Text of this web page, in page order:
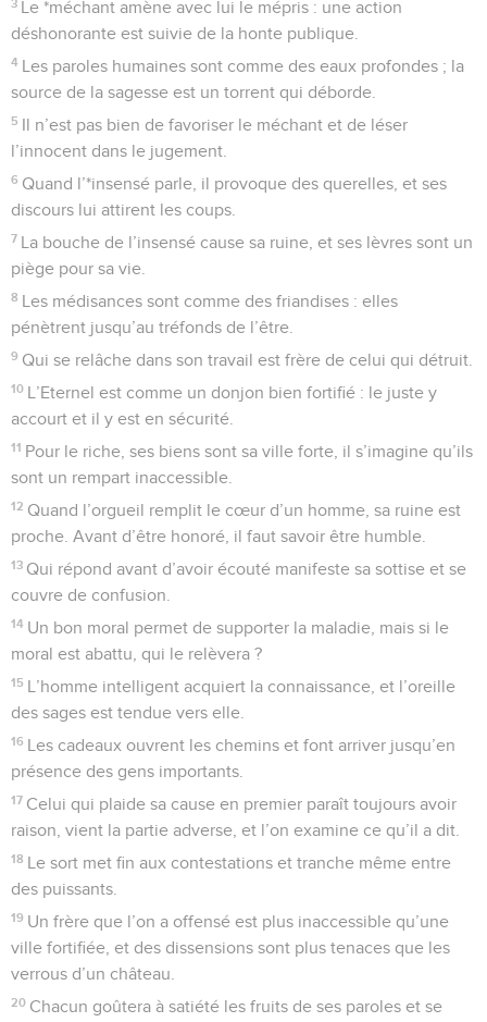
3 Le *méchant amène avec lui le mépris : une action
déshonorante est suivie de la honte publique.
4 Les paroles humaines sont comme des eaux profondes ; la
source de la sagesse est un torrent qui déborde.
5 Il n’est pas bien de favoriser le méchant et de léser
l’innocent dans le jugement.
6 Quand l’*insensé parle, il provoque des querelles, et ses
discours lui attirent les coups.
7 La bouche de l’insensé cause sa ruine, et ses lèvres sont un
piège pour sa vie.
8 Les médisances sont comme des friandises : elles
pénètrent jusqu’au tréfonds de l’être.
9 Qui se relâche dans son travail est frère de celui qui détruit.
10 L’Eternel est comme un donjon bien fortifié : le juste y
accourt et il y est en sécurité.
11 Pour le riche, ses biens sont sa ville forte, il s’imagine qu’ils
sont un rempart inaccessible.
12 Quand l’orgueil remplit le cœur d’un homme, sa ruine est
proche. Avant d’être honoré, il faut savoir être humble.
13 Qui répond avant d’avoir écouté manifeste sa sottise et se
couvre de confusion.
14 Un bon moral permet de supporter la maladie, mais si le
moral est abattu, qui le relèvera ?
15 L’homme intelligent acquiert la connaissance, et l’oreille
des sages est tendue vers elle.
16 Les cadeaux ouvrent les chemins et font arriver jusqu’en
présence des gens importants.
17 Celui qui plaide sa cause en premier paraît toujours avoir
raison, vient la partie adverse, et l’on examine ce qu’il a dit.
18 Le sort met fin aux contestations et tranche même entre
des puissants.
19 Un frère que l’on a offensé est plus inaccessible qu’une
ville fortifiée, et des dissensions sont plus tenaces que les
verrous d’un château.
20 Chacun goûtera à satiété les fruits de ses paroles et se